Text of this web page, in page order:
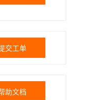
交工单
助文档